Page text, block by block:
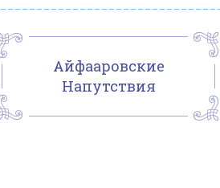
Айфааровские
Напутствия